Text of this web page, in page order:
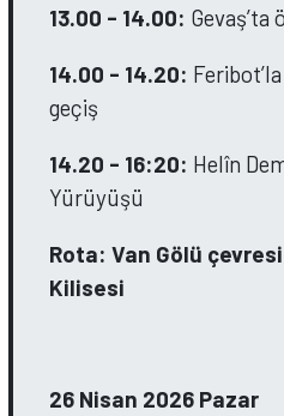
13.00 - 14.00:
14.00 - 14.20:
geçiş
14.20 - 16:20: Helîn
Yürüyüşü
Rota: Van Gölü
Kilisesi
26 Nisan 2026 Pazar